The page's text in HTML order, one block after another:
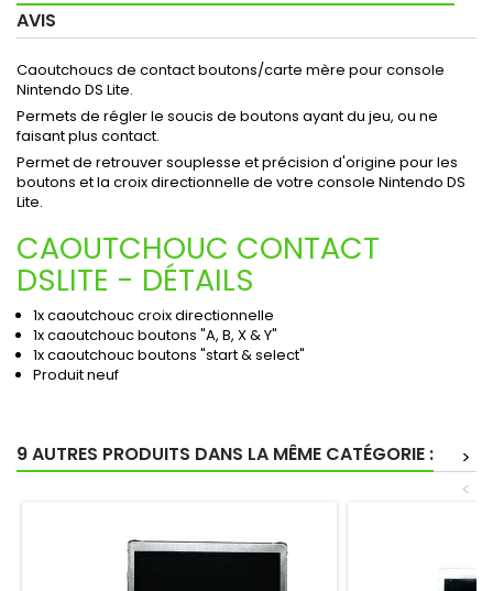
AVIS
Caoutchoucs de contact boutons/carte mère pour console
Nintendo DS Lite.
Permets de régler le soucis de boutons ayant du jeu, ou ne
faisant plus contact.
Permet de retrouver souplesse et précision d'origine pour les
boutons et la croix directionnelle de votre console Nintendo DS
Lite.
CAOUTCHOUC CONTACT
DSLITE - DÉTAILS
1x caoutchouc croix directionnelle
1x caoutchouc boutons "A, B, X & Y"
1x caoutchouc boutons "start & select"
Produit neuf
9 AUTRES PRODUITS DANS LA MÊME CATÉGORIE :
>
<